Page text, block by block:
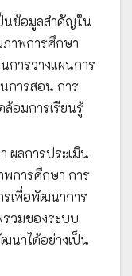
นข้อมูลสำคัญใน
าพการศึกษา
การวางแผนการ
การสอน การ
อมการเรียนรู้
ผลการประเมิน
การศึกษา การ
รเพื่อพัฒนาการ
รวมของระบบ
นาได้อย่างเป็น